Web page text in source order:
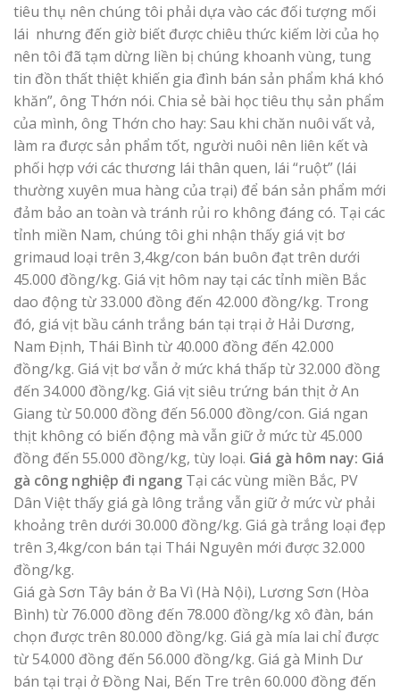
tiêu thụ nên chúng tôi phải dựa vào các đối tượng mối
lái nhưng đến giờ biết được chiêu thức kiếm lời của họ
nên tôi đã tạm dừng liền bị chúng khoanh vùng, tung
tin đồn thất thiệt khiến gia đình bán sản phẩm khá khó
khăn”, ông Thớn nói. Chia sẻ bài học tiêu thụ sản phẩm
của mình, ông Thớn cho hay: Sau khi chăn nuôi vất vả,
làm ra được sản phẩm tốt, người nuôi nên liên kết và
phối hợp với các thương lái thân quen, lái “ruột” (lái
thường xuyên mua hàng của trại) để bán sản phẩm mới
đảm bảo an toàn và tránh rủi ro không đáng có. Tại các
tỉnh miền Nam, chúng tôi ghi nhận thấy giá vịt bơ
grimaud loại trên 3,4kg/con bán buôn đạt trên dưới
45.000 đồng/kg. Giá vịt hôm nay tại các tỉnh miền Bắc
dao động từ 33.000 đồng đến 42.000 đồng/kg. Trong
đó, giá vịt bầu cánh trắng bán tại trại ở Hải Dương,
Nam Định, Thái Bình từ 40.000 đồng đến 42.000
đồng/kg. Giá vịt bơ vẫn ở mức khá thấp từ 32.000 đồng
đến 34.000 đồng/kg. Giá vịt siêu trứng bán thịt ở An
Giang từ 50.000 đồng đến 56.000 đồng/con. Giá ngan
thịt không có biến động mà vẫn giữ ở mức từ 45.000
đồng đến 55.000 đồng/kg, tùy loại. Giá gà hôm nay: Giá
gà công nghiệp đi ngang Tại các vùng miền Bắc, PV
Dân Việt thấy giá gà lông trắng vẫn giữ ở mức vừ phải
khoảng trên dưới 30.000 đồng/kg. Giá gà trắng loại đẹp
trên 3,4kg/con bán tại Thái Nguyên mới được 32.000
đồng/kg.
Giá gà Sơn Tây bán ở Ba Vì (Hà Nội), Lương Sơn (Hòa
Bình) từ 76.000 đồng đến 78.000 đồng/kg xô đàn, bán
chọn được trên 80.000 đồng/kg. Giá gà mía lai chỉ được
từ 54.000 đồng đến 56.000 đồng/kg. Giá gà Minh Dư
bán tại trại ở Đồng Nai, Bến Tre trên 60.000 đồng đến